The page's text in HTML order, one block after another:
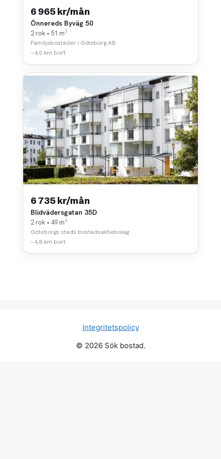
6 965 kr/mån
Önnereds Byväg 50
2 rok • 51 m²
Familjebostäder i Göteborg AB
~4,0 km bort
6 735 kr/mån
Blidvädersgatan 35D
2 rok • 49 m²
Göteborgs stads bostadsaktiebolag
~4,8 km bort
Integritetspolicy
© 2026 Sök bostad.